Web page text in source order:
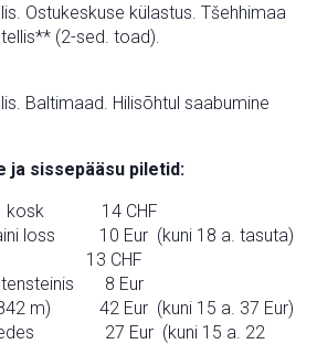
Ostukeskuse külastus. Tšehhimaa
(2-sed. toad).
Baltimaad. Hilisõhtul saabumine
ja sissepääsu piletid:
kosk 14 CHF
loss 10 Eur (kuni 18 a. tasuta)
13 CHF
8 Eur
m) 42 Eur (kuni 15 a. 37 Eur)
27 Eur (kuni 15 a. 22